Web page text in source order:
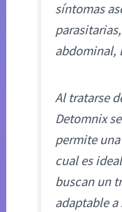
síntomas
abdominal,
Al tratarse
Detomnix
permite
cual es
buscan un
adaptable a